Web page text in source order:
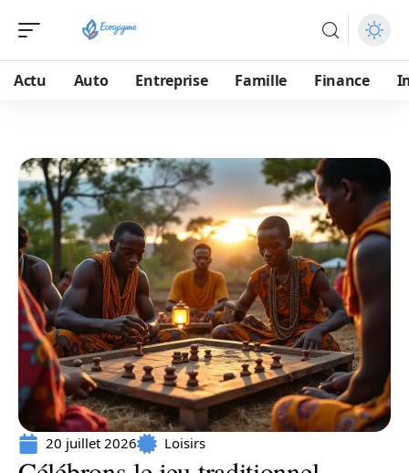
Actu Auto Entreprise Famille Finance
20 juillet 2026 Loisirs